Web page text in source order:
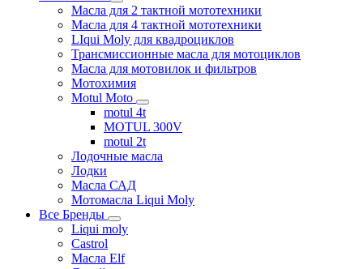
Масла для 2 тактной мототехники
Масла для 4 тактной мототехники
LIqui Moly для квадроциклов
Трансмиссионные масла для мотоциклов
Масла для мотовилок и фильтров
Мотохимия
Motul Moto
motul 4t
MOTUL 300V
motul 2t
Лодочные масла
Лодки
Масла САД
Мотомасла Liqui Moly
Все Бренды
Liqui moly
Castrol
Масла Elf